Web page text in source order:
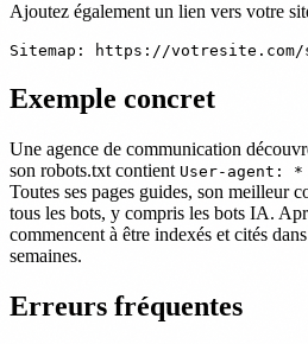
Ajoutez également un lien vers votre
Exemple concret
Une agence de communication
son robots.txt contient User-agent:
Toutes ses pages guides, son meilleur
tous les bots, y compris les bots IA.
commencent à être indexés et cités
semaines.
Erreurs fréquentes